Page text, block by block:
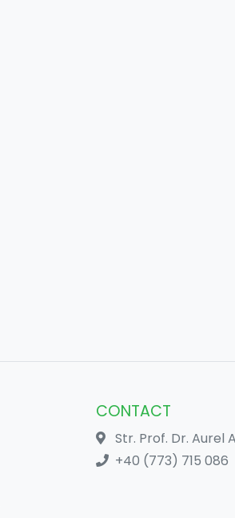
CONTACT
Str. Prof. Dr. Aurel
+40 (773) 715 086